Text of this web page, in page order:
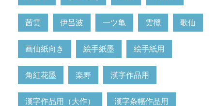
茜雲 伊呂波 一ツ亀 雲攬 歌仙
画仙紙向き 絵手紙墨 絵手紙用
角紅花墨 楽寿 漢字作品用
漢字作品用（大作） 漢字条幅作品用